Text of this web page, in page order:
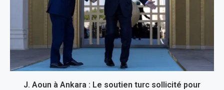
J. Aoun à Ankara : Le soutien turc sollicité pour